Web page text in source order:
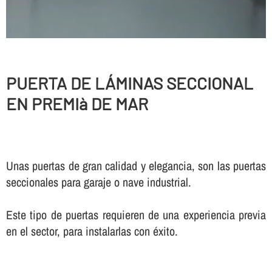
PUERTA DE LÁMINAS SECCIONAL
EN PREMIà DE MAR
Unas puertas de gran calidad y elegancia, son las puertas
seccionales para garaje o nave industrial.
Este tipo de puertas requieren de una experiencia previa
en el sector, para instalarlas con éxito.